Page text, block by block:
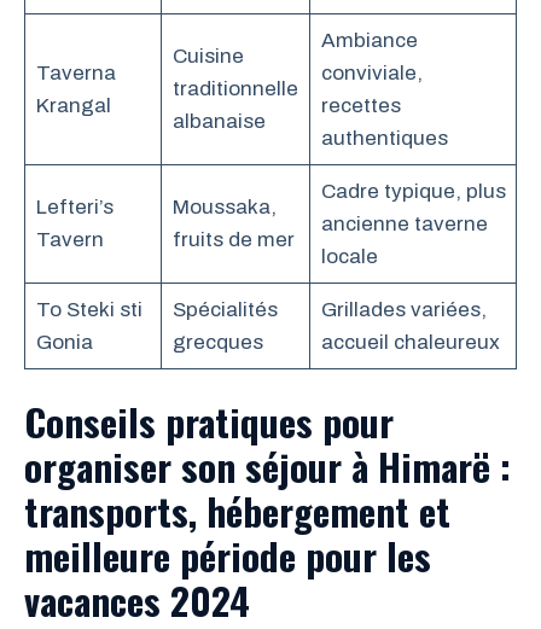
Taverna
Krangal
Cuisine
traditionnelle
albanaise
Ambiance
conviviale,
recettes
authentiques
Lefteri’s
Tavern
Moussaka,
fruits de mer
Cadre typique, plus
ancienne taverne
locale
To Steki sti
Gonia
Spécialités
grecques
Grillades variées,
accueil chaleureux
Conseils pratiques pour
organiser son séjour à Himarë :
transports, hébergement et
meilleure période pour les
vacances 2024